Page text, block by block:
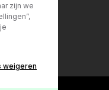
zijn we
weigeren